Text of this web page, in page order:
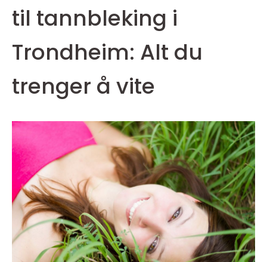
til tannbleking i
Trondheim: Alt du
trenger å vite